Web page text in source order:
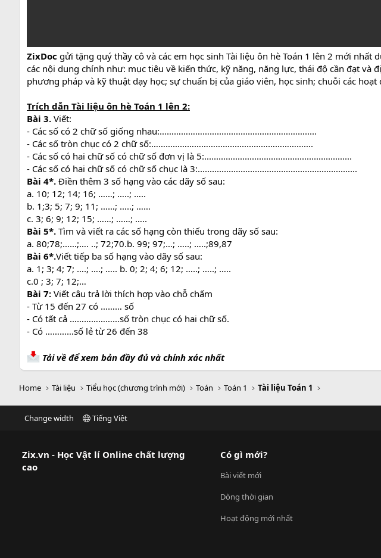
ZixDoc gửi tặng quý thầy cô và các em học sinh Tài liệu ôn hè Toán 1 lên 2 mới
các nội dung chính như: mục tiêu về kiến thức, kỹ năng, năng lực, thái độ cần đạt và
phương pháp và kỹ thuật dạy học; sự chuẩn bị của giáo viên, học sinh; chuỗi các
Trích dẫn Tài liệu ôn hè Toán 1 lên 2:
Bài 3. Viết:
- Các số có 2 chữ số giống nhau:…………………….............…………………….....
- Các số tròn chục có 2 chữ số:…………………………….............………………….
- Các số có hai chữ số có chữ số đơn vị là 5:..............................................................
- Các số có hai chữ số có chữ số chục là 3:...................................................................
Bài 4*. Điền thêm 3 số hạng vào các dãy số sau:
a. 10; 12; 14; 16; ……; …..; …..
b. 1;3; 5; 7; 9; 11; ……; …..; ……
c. 3; 6; 9; 12; 15; ……; ……; …..
Bài 5*. Tìm và viết ra các số hạng còn thiếu trong dãy số sau:
a. 80;78;……;…. ..; 72;70.b. 99; 97;…; …..; …..;89,87
Bài 6*.Viết tiếp ba số hạng vào dãy số sau:
a. 1; 3; 4; 7; ….; ….; ….. b. 0; 2; 4; 6; 12; …..; …..; …..
c.0 ; 3; 7; 12;…
Bài 7: Viết câu trả lời thích hợp vào chỗ chấm
- Từ 15 đến 27 có ……… số
- Có tất cả …………………số tròn chục có hai chữ số.
- Có …………số lẻ từ 26 đến 38
Tải về để xem bản đầy đủ và chính xác nhất
Home Tài liệu Tiểu học (chương trình mới) Toán Toán 1 Tài liệu Toán 1
Change width Tiếng Việt
Zix.vn - Học Vật lí Online chất lượng
cao
Có gì mới?
Bài viết mới
Dòng thời gian
Hoạt động mới nhất